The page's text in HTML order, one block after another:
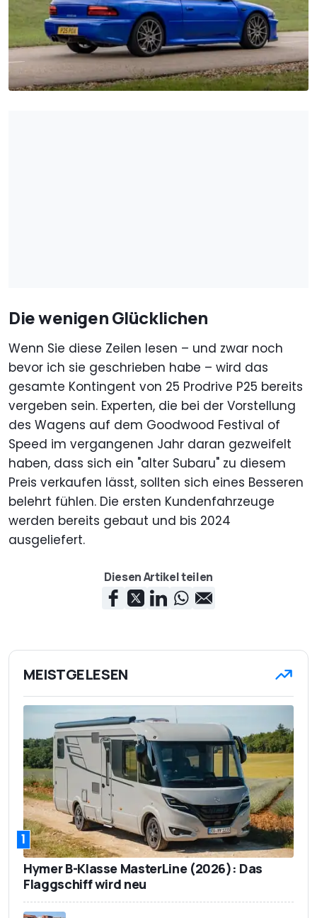
Die wenigen Glücklichen
Wenn Sie diese Zeilen lesen – und zwar noch
bevor ich sie geschrieben habe – wird das
gesamte Kontingent von 25 Prodrive P25 bereits
vergeben sein. Experten, die bei der Vorstellung
des Wagens auf dem Goodwood Festival of
Speed im vergangenen Jahr daran gezweifelt
haben, dass sich ein "alter Subaru" zu diesem
Preis verkaufen lässt, sollten sich eines Besseren
belehrt fühlen. Die ersten Kundenfahrzeuge
werden bereits gebaut und bis 2024
ausgeliefert.
Diesen Artikel teilen
MEISTGELESEN
1
Hymer B-Klasse MasterLine (2026): Das
Flaggschiff wird neu